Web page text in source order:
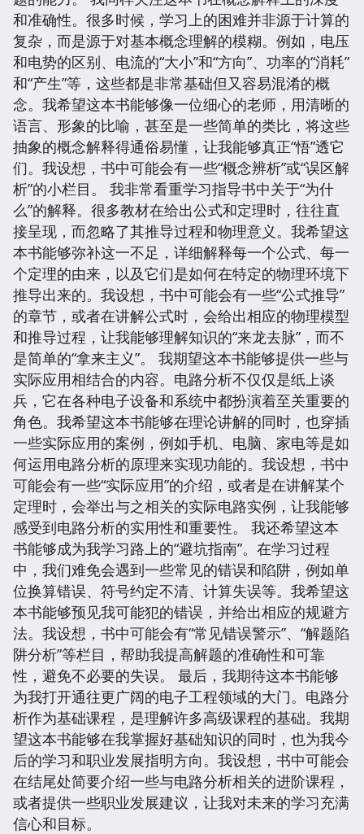
和准确性。很多时候，学习上的困难并非源于计算的
复杂，而是源于对基本概念理解的模糊。例如，电压
和电势的区别、电流的“大小”和“方向”、功率的“消耗”
和“产生”等，这些都是非常基础但又容易混淆的概
念。我希望这本书能够像一位细心的老师，用清晰的
语言、形象的比喻，甚至是一些简单的类比，将这些
抽象的概念解释得通俗易懂，让我能够真正“悟”透它
们。我设想，书中可能会有一些“概念辨析”或“误区解
析”的小栏目。 我非常看重学习指导书中关于“为什
么”的解释。很多教材在给出公式和定理时，往往直
接呈现，而忽略了其推导过程和物理意义。我希望这
本书能够弥补这一不足，详细解释每一个公式、每一
个定理的由来，以及它们是如何在特定的物理环境下
推导出来的。我设想，书中可能会有一些“公式推导”
的章节，或者在讲解公式时，会给出相应的物理模型
和推导过程，让我能够理解知识的“来龙去脉”，而不
是简单的“拿来主义”。 我期望这本书能够提供一些与
实际应用相结合的内容。电路分析不仅仅是纸上谈
兵，它在各种电子设备和系统中都扮演着至关重要的
角色。我希望这本书能够在理论讲解的同时，也穿插
一些实际应用的案例，例如手机、电脑、家电等是如
何运用电路分析的原理来实现功能的。我设想，书中
可能会有一些“实际应用”的介绍，或者是在讲解某个
定理时，会举出与之相关的实际电路实例，让我能够
感受到电路分析的实用性和重要性。 我还希望这本
书能够成为我学习路上的“避坑指南”。在学习过程
中，我们难免会遇到一些常见的错误和陷阱，例如单
位换算错误、符号约定不清、计算失误等。我希望这
本书能够预见我可能犯的错误，并给出相应的规避方
法。我设想，书中可能会有“常见错误警示”、“解题陷
阱分析”等栏目，帮助我提高解题的准确性和可靠
性，避免不必要的失误。 最后，我期待这本书能够
为我打开通往更广阔的电子工程领域的大门。电路分
析作为基础课程，是理解许多高级课程的基础。我期
望这本书能够在我掌握好基础知识的同时，也为我今
后的学习和职业发展指明方向。我设想，书中可能会
在结尾处简要介绍一些与电路分析相关的进阶课程，
或者提供一些职业发展建议，让我对未来的学习充满
信心和目标。